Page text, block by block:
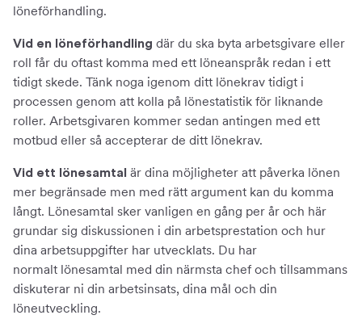
löneförhandling.
Vid en löneförhandling där du ska byta arbetsgivare eller
roll får du oftast komma med ett löneanspråk redan i ett
tidigt skede. Tänk noga igenom ditt lönekrav tidigt i
processen genom att kolla på lönestatistik för liknande
roller. Arbetsgivaren kommer sedan antingen med ett
motbud eller så accepterar de ditt lönekrav.
Vid ett lönesamtal är dina möjligheter att påverka lönen
mer begränsade men med rätt argument kan du komma
långt. Lönesamtal sker vanligen en gång per år och här
grundar sig diskussionen i din arbetsprestation och hur
dina arbetsuppgifter har utvecklats. Du har
normalt lönesamtal med din närmsta chef och tillsammans
diskuterar ni din arbetsinsats, dina mål och din
löneutveckling.